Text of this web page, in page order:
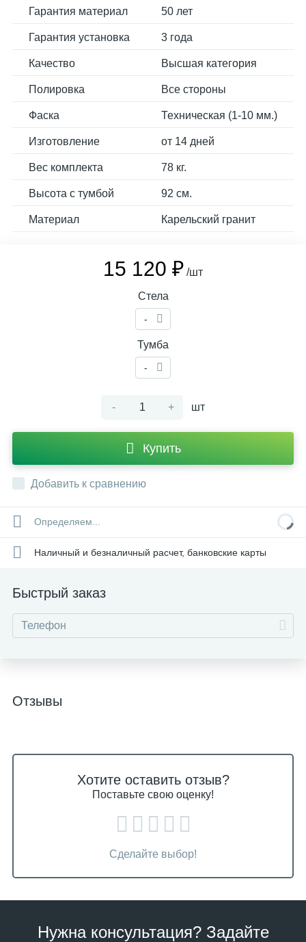
Гарантия материал 50 лет
Гарантия установка 3 года
Качество Высшая категория
Полировка Все стороны
Фаска Техническая (1-10 мм.)
Изготовление от 14 дней
Вес комплекта 78 кг.
Высота с тумбой 92 см.
Материал Карельский гранит
15 120 ₽ /шт
Стела
-
Тумба
-
- + шт
Купить
Добавить к сравнению
Определяем...
Наличный и безналичный расчет, банковские карты
Быстрый заказ
Отзывы
Хотите оставить отзыв?
Поставьте свою оценку!
Сделайте выбор!
Нужна консультация? Задайте